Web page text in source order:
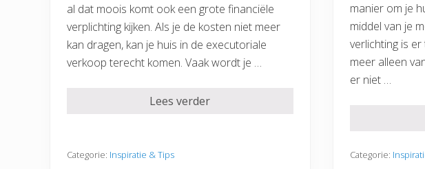
al dat moois komt ook een grote financiële
verplichting kijken. Als je de kosten niet meer
kan dragen, kan je huis in de executoriale
verkoop terecht komen. Vaak wordt je …
Lees verder
Categorie: Inspiratie & Tips
manier om je
middel van je
verlichting is
meer alleen
er niet …
Categorie: